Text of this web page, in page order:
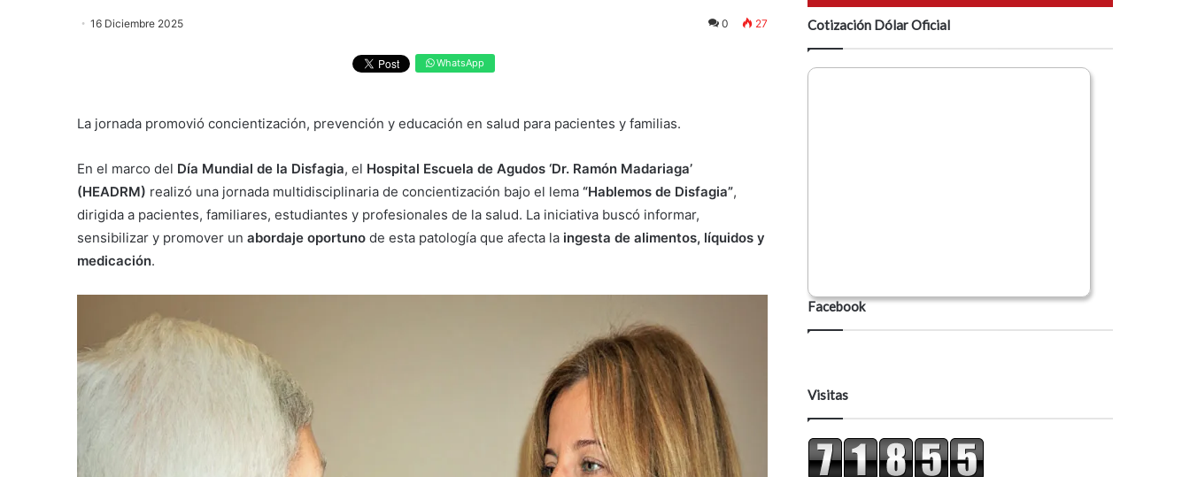
16 Diciembre 2025 0 27
WhatsApp
La jornada promovió concientización, prevención y educación en salud para pacientes y familias.
En el marco del Día Mundial de la Disfagia, el Hospital Escuela de Agudos ‘Dr. Ramón Madariaga’
(HEADRM) realizó una jornada multidisciplinaria de concientización bajo el lema “Hablemos de Disfagia”,
dirigida a pacientes, familiares, estudiantes y profesionales de la salud. La iniciativa buscó informar,
sensibilizar y promover un abordaje oportuno de esta patología que afecta la ingesta de alimentos, líquidos y
medicación.
Cotización Dólar Oficial
Facebook
Visitas